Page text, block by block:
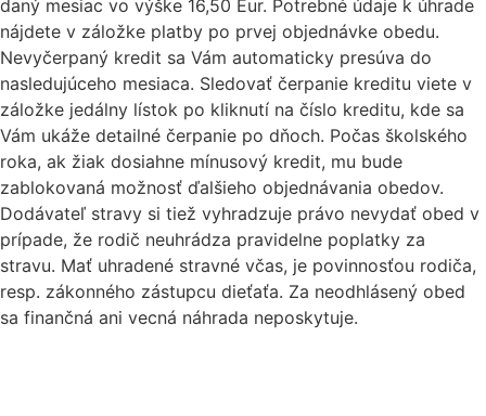
daný mesiac vo výške 16,50 Eur. Potrebné údaje k úhrade
nájdete v záložke platby po prvej objednávke obedu.
Nevyčerpaný kredit sa Vám automaticky presúva do
nasledujúceho mesiaca. Sledovať čerpanie kreditu viete v
záložke jedálny lístok po kliknutí na číslo kreditu, kde sa
Vám ukáže detailné čerpanie po dňoch. Počas školského
roka, ak žiak dosiahne mínusový kredit, mu bude
zablokovaná možnosť ďalšieho objednávania obedov.
Dodávateľ stravy si tiež vyhradzuje právo nevydať obed v
prípade, že rodič neuhrádza pravidelne poplatky za
stravu. Mať uhradené stravné včas, je povinnosťou rodiča,
resp. zákonného zástupcu dieťaťa. Za neodhlásený obed
sa finančná ani vecná náhrada neposkytuje.